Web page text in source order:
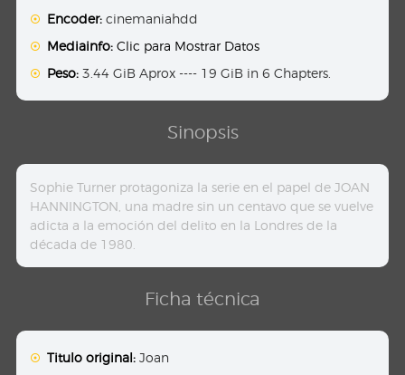
Encoder: cinemaniahdd
Mediainfo: Clic para Mostrar Datos
Peso: 3.44 GiB Aprox ---- 19 GiB in 6 Chapters.
Sinopsis
Sophie Turner protagoniza la serie en el papel de JOAN
HANNINGTON, una madre sin un centavo que se vuelve
adicta a la emoción del delito en la Londres de la
década de 1980.
Ficha técnica
Titulo original: Joan